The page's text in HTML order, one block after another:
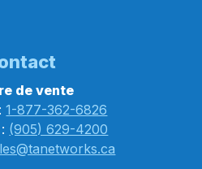
de vente
1-877-362-6826
(905) 629-4200